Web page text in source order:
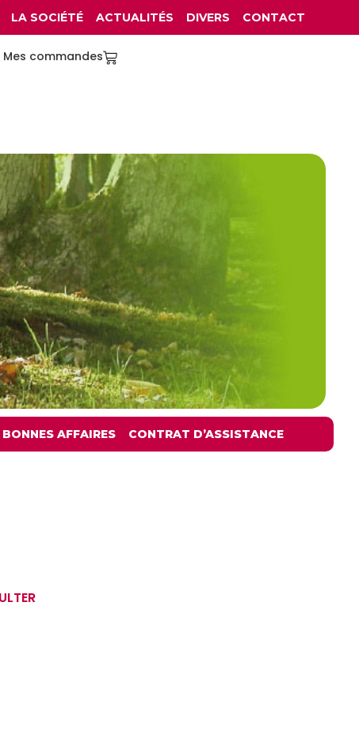
LA SOCIÉTÉ ACTUALITÉS DIVERS CONTACT
Mes commandes
BONNES AFFAIRES CONTRAT D’ASSISTANCE